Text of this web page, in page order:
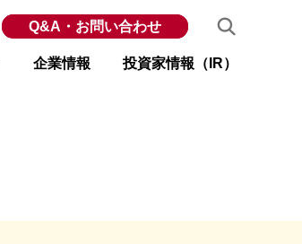
企業情報 投資家情報（IR）
Q&A・お問い合わせ